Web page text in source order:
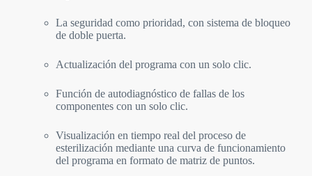
La seguridad como prioridad, con sistema de bloqueo
de doble puerta.
Actualización del programa con un solo clic.
Función de autodiagnóstico de fallas de los
componentes con un solo clic.
Visualización en tiempo real del proceso de
esterilización mediante una curva de funcionamiento
del programa en formato de matriz de puntos.